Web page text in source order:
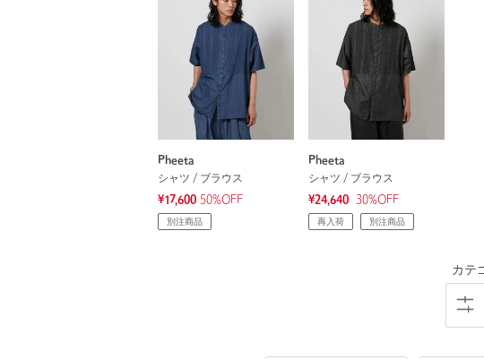
Pheeta
シャツ / ブラウス
¥17,600 50%OFF
別注商品
Pheeta
シャツ / ブラウス
¥24,640
30%OFF
再入荷 別注商品
カテ